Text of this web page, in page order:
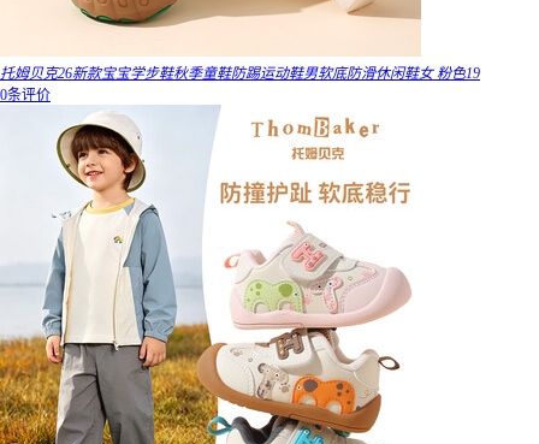
托姆贝克26新款宝宝学步鞋秋季童鞋防踢运动鞋男软底防滑休闲鞋女 粉色19
0条评价